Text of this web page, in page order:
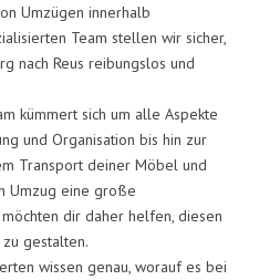
Umzügen innerhalb
Team stellen wir sicher,
nach Reus reibungslos und
kümmert sich um alle Aspekte
und Organisation bis hin zur
Transport deiner Möbel und
Umzug eine große
dir daher helfen, diesen
gestalten.
wissen genau, worauf es bei